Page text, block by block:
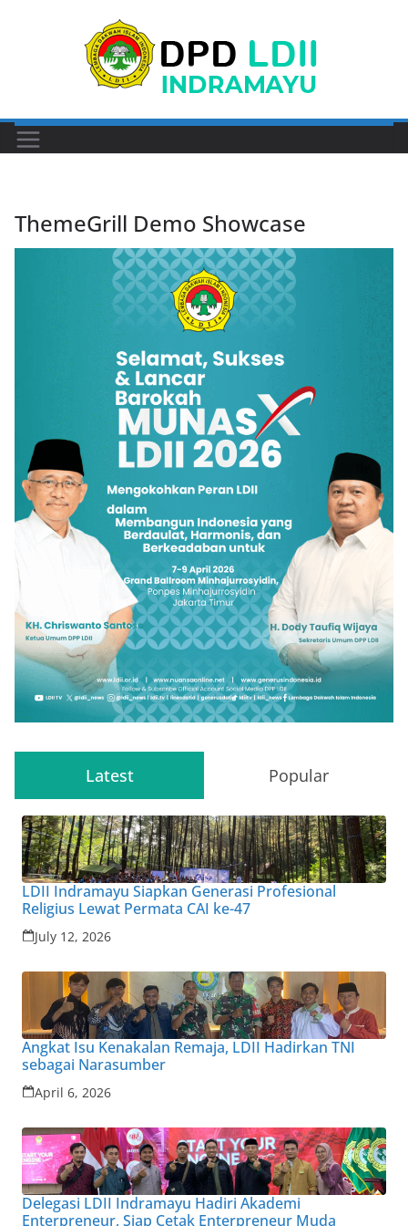
ThemeGrill Demo Showcase
Latest Popular
LDII Indramayu Siapkan Generasi Profesional
Religius Lewat Permata CAI ke-47
July 12, 2026
Angkat Isu Kenakalan Remaja, LDII Hadirkan TNI
sebagai Narasumber
April 6, 2026
Delegasi LDII Indramayu Hadiri Akademi
Enterpreneur, Siap Cetak Enterpreneur Muda